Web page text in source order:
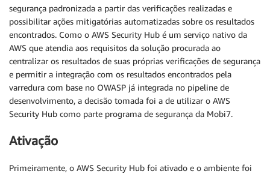
segurança padronizada a partir das verificações realizadas e
possibilitar ações mitigatórias automatizadas sobre os resultados
encontrados. Como o AWS Security Hub é um serviço nativo da
AWS que atendia aos requisitos da solução procurada ao
centralizar os resultados de suas próprias verificações de segurança
e permitir a integração com os resultados encontrados pela
varredura com base no OWASP já integrada no pipeline de
desenvolvimento, a decisão tomada foi a de utilizar o AWS
Security Hub como parte programa de segurança da Mobi7.
Ativação
Primeiramente, o AWS Security Hub foi ativado e o ambiente foi